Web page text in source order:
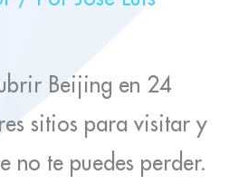
Beijing en 24
sitios para visitar y
no te puedes perder.